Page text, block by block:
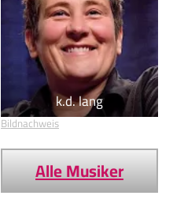
k.d. lang
Bildnachweis
Alle Musiker